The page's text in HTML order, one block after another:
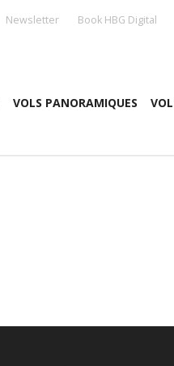
Newsletter Book HBG Digital
VOLS PANORAMIQUES